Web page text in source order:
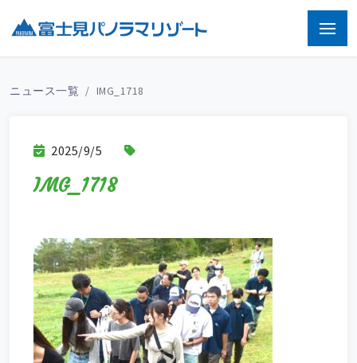
ニュース一覧 IMG_1718
2025/9/5
IMG_1718